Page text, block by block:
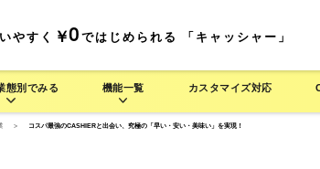
やすく ￥0 ではじめられる 「キャッシャー」
態別でみる 機能一覧 カスタマイズ対応
> コスパ最強のCASHIERと出会い、究極の「早い・安い・美味い」を実現！